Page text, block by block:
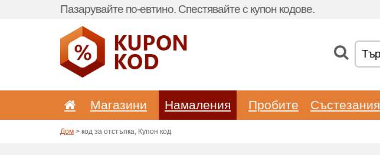
Пазарувайте по-евтино. Спестявайте с купон кодове.
Магазини Hамаления Пробите Състезания
Дом > код за отстъпка, Купон код